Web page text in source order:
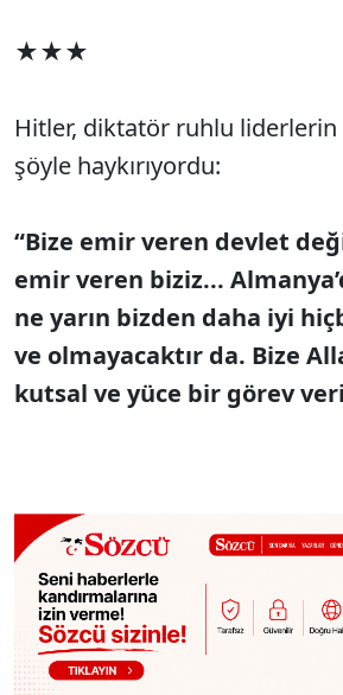
★★★
Hitler, diktatör ruhlu
şöyle haykırıyordu:
“Bize emir veren devlet
emir veren biziz...
ne yarın bizden daha iyi
ve olmayacaktır da. Bize
kutsal ve yüce bir görev